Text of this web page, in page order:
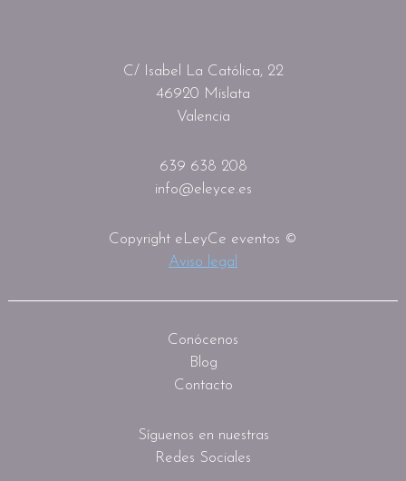
C/ Isabel La Católica, 22
46920 Mislata
Valencia
639 638 208
info@eleyce.es
Copyright eLeyCe eventos ©
Aviso legal
Conócenos
Blog
Contacto
Síguenos en nuestras
Redes Sociales